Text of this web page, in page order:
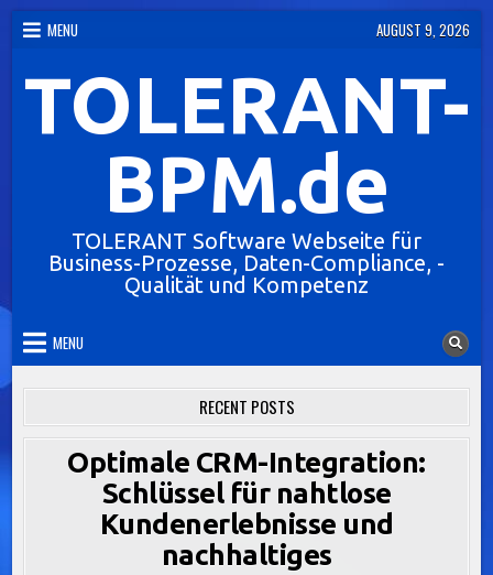
Skip
content
MENU AUGUST 9, 2026
TOLERANT-
BPM.de
TOLERANT Software Webseite für
Business-Prozesse, Daten-Compliance, -
Qualität und Kompetenz
MENU
RECENT POSTS
Optimale CRM-Integration:
Schlüssel für nahtlose
Kundenerlebnisse und
nachhaltiges